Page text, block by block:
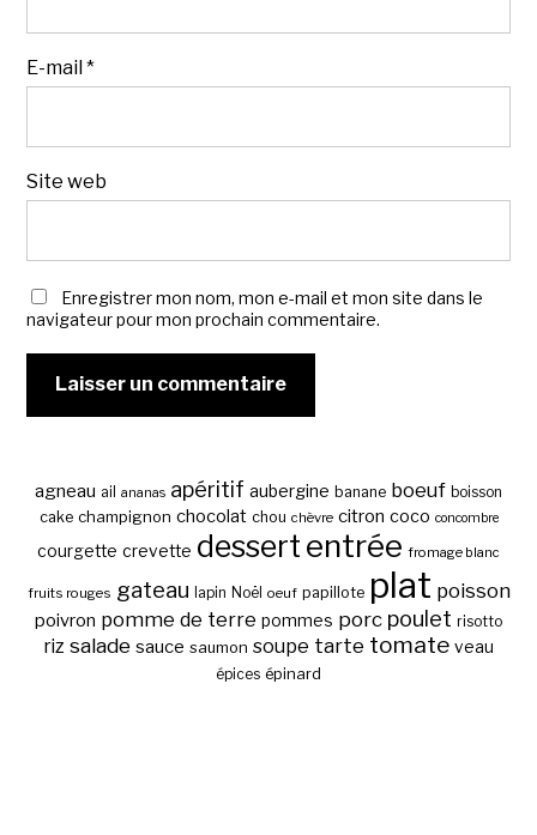
E-mail*
Site web
Enregistrer mon nom, mon e-mail et mon site dans le
navigateur pour mon prochain commentaire.
agneau ail ananas apéritif aubergine banane boeuf boisson
cake champignon chocolat chou chèvre citron coco concombre
courgette crevette dessert entrée fromage blanc
fruits rouges gateau lapin Noël oeuf papillote plat poisson
poivron pomme de terre pommes porc poulet risotto
riz salade sauce saumon soupe tarte tomate veau
épices épinard